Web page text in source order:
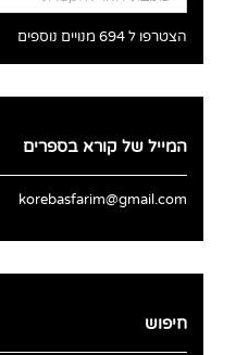
דואר
אלקטרוני
הצטרפו ל 694 מנויים נוספים
המייל של קורא בספרים
korebasfarim@gmail.com
חיפוש